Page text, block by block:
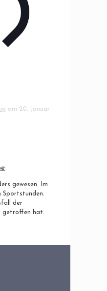
am 20. Januar
gewesen. Im
Sportstunden.
der
getroffen hat.